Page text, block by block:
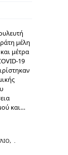
μέλη
μέτρα
19
και…
,